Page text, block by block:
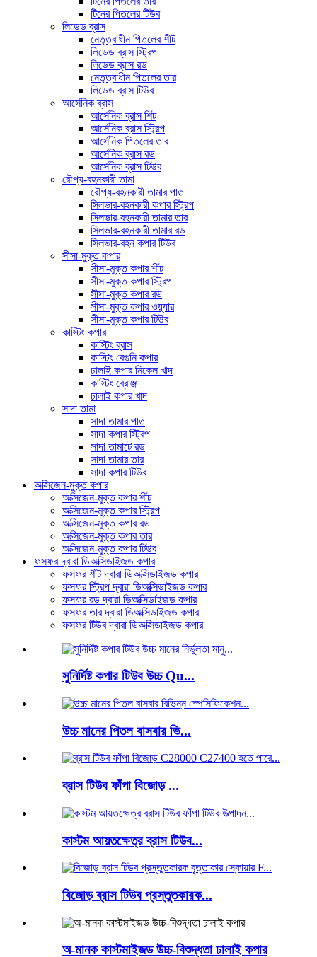
টিনের পিতলের টিউব
লিডেড ব্রাস
নেতৃত্বাধীন পিতলের শীট
লিডেড ব্রাস স্ট্রিপ
লিডেড ব্রাস রড
নেতৃত্বাধীন পিতলের তার
লিডেড ব্রাস টিউব
আর্সেনিক ব্রাস
আর্সেনিক ব্রাস শিট
আর্সেনিক ব্রাস স্ট্রিপ
আর্সেনিক পিতলের তার
আর্সেনিক ব্রাস রড
আর্সেনিক ব্রাস টিউব
রৌপ্য-বহনকারী তামা
রৌপ্য-বহনকারী তামার পাত
সিলভার-বহনকারী কপার স্ট্রিপ
সিলভার-বহনকারী তামার তার
সিলভার-বহনকারী তামার রড
সিলভার-বহন কপার টিউব
সীসা-মুক্ত কপার
সীসা-মুক্ত কপার শীট
সীসা-মুক্ত কপার স্ট্রিপ
সীসা-মুক্ত কপার রড
সীসা-মুক্ত কপার ওয়্যার
সীসা-মুক্ত কপার টিউব
কাস্টিং কপার
কাস্টিং ব্রাস
কাস্টিং বেগুনি কপার
ঢালাই কপার নিকেল খাদ
কাস্টিং ব্রোঞ্জ
ঢালাই কপার খাদ
সাদা তামা
সাদা তামার পাত
সাদা কপার স্ট্রিপ
সাদা তামাটে রড
সাদা তামার তার
সাদা কপার টিউব
অক্সিজেন-মুক্ত কপার
অক্সিজেন-মুক্ত কপার শীট
অক্সিজেন-মুক্ত কপার স্ট্রিপ
অক্সিজেন-মুক্ত কপার রড
অক্সিজেন-মুক্ত কপার তার
অক্সিজেন-মুক্ত কপার টিউব
ফসফর দ্বারা ডিঅক্সিডাইজড কপার
ফসফর শীট দ্বারা ডিঅক্সিডাইজড কপার
ফসফর স্ট্রিপ দ্বারা ডিঅক্সিডাইজড কপার
ফসফর রড দ্বারা ডিঅক্সিডাইজড কপার
ফসফর তার দ্বারা ডিঅক্সিডাইজড কপার
ফসফর টিউব দ্বারা ডিঅক্সিডাইজড কপার
সুনির্দিষ্ট কপার টিউব উচ্চ Qu...
উচ্চ মানের পিতল বাসবার ভি...
ব্রাস টিউব ফাঁপা বিজোড় ...
কাস্টম আয়তক্ষেত্র ব্রাস টিউব...
বিজোড় ব্রাস টিউব প্রস্তুতকারক...
অ-মানক কাস্টমাইজড উচ্চ-বিশুদ্ধতা ঢালাই কপার